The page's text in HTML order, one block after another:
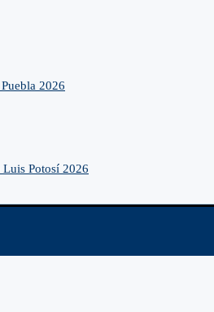
2026
Potosí 2026